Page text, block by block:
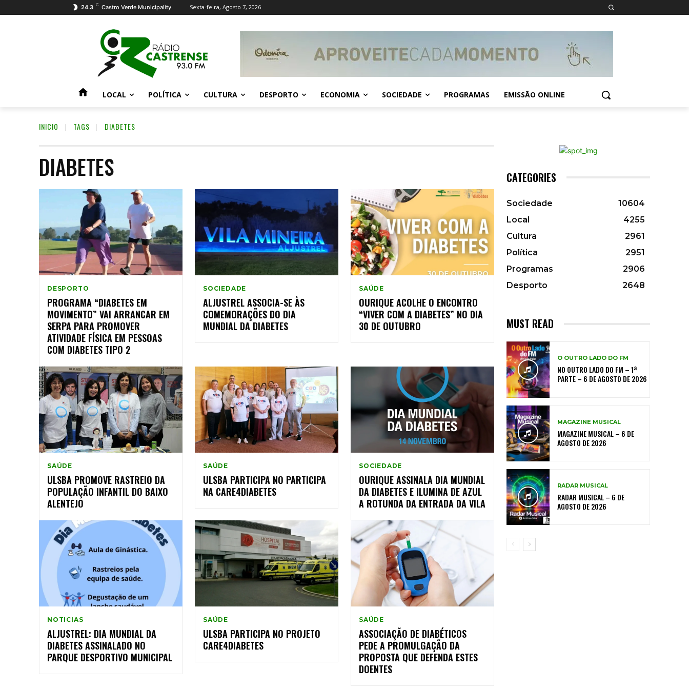
24.3 C Castro Verde Municipality Sexta-feira, Agosto 7, 2026
LOCAL POLÍTICA CULTURA DESPORTO ECONOMIA SOCIEDADE PROGRAMAS EMISSÃO ONLINE
INICIO TAGS DIABETES
DIABETES
DESPORTO
PROGRAMA “DIABETES EM
MOVIMENTO” VAI ARRANCAR EM
SERPA PARA PROMOVER
ATIVIDADE FÍSICA EM PESSOAS
COM DIABETES TIPO 2
SOCIEDADE
ALJUSTREL ASSOCIA-SE ÀS
COMEMORAÇÕES DO DIA
MUNDIAL DA DIABETES
SAÚDE
OURIQUE ACOLHE O ENCONTRO
“VIVER COM A DIABETES” NO DIA
30 DE OUTUBRO
SAÚDE
ULSBA PROMOVE RASTREIO DA
POPULAÇÃO INFANTIL DO BAIXO
ALENTEJO
SAÚDE
ULSBA PARTICIPA NO PARTICIPA
NA CARE4DIABETES
SOCIEDADE
OURIQUE ASSINALA DIA MUNDIAL
DA DIABETES E ILUMINA DE AZUL
A ROTUNDA DA ENTRADA DA VILA
NOTICIAS
ALJUSTREL: DIA MUNDIAL DA
DIABETES ASSINALADO NO
PARQUE DESPORTIVO MUNICIPAL
SAÚDE
ULSBA PARTICIPA NO PROJETO
CARE4DIABETES
SAÚDE
ASSOCIAÇÃO DE DIABÉTICOS
PEDE A PROMULGAÇÃO DA
PROPOSTA QUE DEFENDA ESTES
DOENTES
CATEGORIES
Sociedade
10604
Local
4255
Cultura
2961
Política
2951
Programas
2906
Desporto
2648
MUST READ
O OUTRO LADO DO FM
NO OUTRO LADO DO FM – 1ª
PARTE – 6 DE AGOSTO DE 2026
MAGAZINE MUSICAL
MAGAZINE MUSICAL – 6 DE
AGOSTO DE 2026
RADAR MUSICAL
RADAR MUSICAL – 6 DE
AGOSTO DE 2026